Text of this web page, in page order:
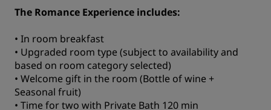
The Romance Experience includes:
• In room breakfast
• Upgraded room type (subject to availability and
based on room category selected)
• Welcome gift in the room (Bottle of wine +
Seasonal fruit)
• Time for two with Private Bath 120 min